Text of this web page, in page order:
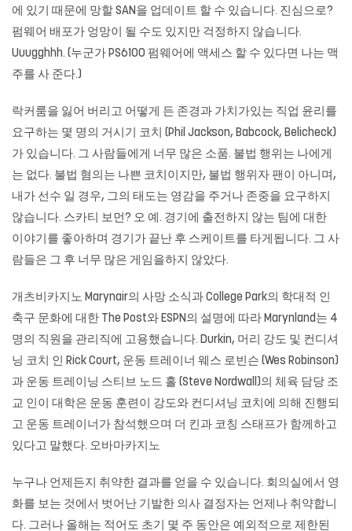
에 있기 때문에 망할 SAN을 업데이트 할 수 있습니다. 진심으로?
펌웨어 배포가 엉망이 될 수도 있지만 걱정하지 않습니다.
Uuugghhh. (누군가 PS6100 펌웨어에 액세스 할 수 있다면 나는 맥
주를 사 준다.)
락커룸을 잃어 버리고 어떻게 든 존경과 가치가있는 직업 윤리를
요구하는 몇 명의 거시기 코치 (Phil Jackson, Babcock, Belicheck)
가 있습니다. 그 사람들에게 너무 많은 소품. 불법 행위는 나에게
는 없다. 불법 혐의는 나쁜 코치이지만, 불법 행위자 팬이 아니며,
내가 선수 일 경우, 그의 태도는 영감을 주거나 존중을 요구하지
않습니다. 스카티 보먼? 오 예. 경기에 출전하지 않는 팀에 대한
이야기를 좋아하며 경기가 끝난 후 스케이트를 타게됩니다. 그 사
람들은 그 후 너무 많은 게임을하지 않았다.
개츠비카지노 Marynair의 사망 소식과 College Park의 학대적 인
축구 문화에 대한 The Post와 ESPN의 설명에 따라 Marynland는 4
명의 직원을 관리직에 고용했습니다. Durkin, 머리 강도 및 컨디셔
닝 코치 인 Rick Court, 운동 트레이너 웨스 로빈슨 (Wes Robinson)
과 운동 트레이닝 스티브 노드 홀 (Steve Nordwall)의 체육 담당 조
교 인이 대학은 운동 훈련이 강도와 컨디셔닝 코치에 의해 진행되
고 운동 트레이너가 참석했으며 더 킨과 코칭 스태프가 함께하고
있다고 말했다. 오바마카지노
누구나 언제든지 취약한 결과를 얻을 수 있습니다. 회의실에서 영
화를 보는 것에서 벗어난 기발한 의사 결정자는 언제나 취약합니
다. 그러나 올해는 적어도 초기 몇 주 동안은 예외적으로 제한된